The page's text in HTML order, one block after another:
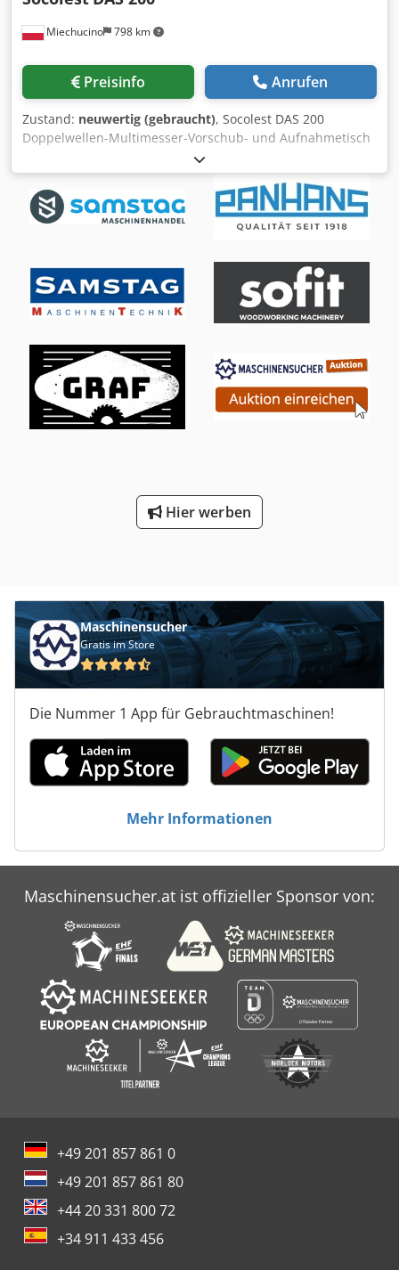
Location: D 84069 Schierling Availability: short-term
1 and 2 Screen deck 1 spacing: 36 mm Screen deck 2
spacing: 24 mm Codpfx Alort Uvzjteha -Pre-screen deck
Volume measurement via loading -Preparation for air
separator -Compressor -LED package -Remote control for
all key settings via radio -Diesel-electric drive 80 kW -Axle
leveling system -Twin axle, approved for 80 km/h -19,000
kg total weight -Transport dimensions: 11.97 m total
length, 3.98 m height, 2.53 m width, no special transport
green waste, biomass, root wood, waste wood, general
waste, RDF, various recycling materials (not suitable for
construction debris or excavated material) Miscellaneous:
Very good used condition, fully operationa
Miechucino 798 km
Preisinfo Anrufen
Zustand: neuwertig (gebraucht), Socolest DAS 200
Doppelwellen-Multimesser-Vorschub- und Aufnahmetisch
- Hergestellt in Italien - Zentrier-Zuführtisch -
Empfangsablagetisch - Obere Ziehwalzen TECHNISCHE
DATEN - Schnitthöhe 200 mm - Schnittbreite 400 mm -
Motorleistung 2 x 55 kW - Spurbreite 630 mm -
Blattdurchmesser max. 350 mm - Vorschubgeschwindigkeit
hydraulische Schnitthöhenverstellung - hydraulischer
Vorschub - vier oben montierte Abzugswalzen - vier Reihen
von Rückschlagverriegelungen - Schaftdurchmesser 70
mm - Durchmesser der Hülse 90 mm - pneumatische
Seitendruckzentrierung - Durchmesser der Aderendhülsen
2 x 250 mm - Mindestlänge des Werkstücks 720 mm - Laser
- 5700 mm Einlaufband Tisch - Breite des Tisches 600 mm -
Oberwalze pneumatische Druckwalze - Geschwindigkeit
des Tisches durch Inverter geregelt - Aufnahmetisch 9200
Transport 1300 cm x 240 cm x 200 cm Gewicht 8 t
Hier werben
Maschinensucher
Gratis im Store
Die Nummer 1 App für Gebrauchtmaschinen!
Mehr Informationen
Maschinensucher.at ist offizieller Sponsor von:
+49 201 857 861 0
+49 201 857 861 80
+44 20 331 800 72
+34 911 433 456